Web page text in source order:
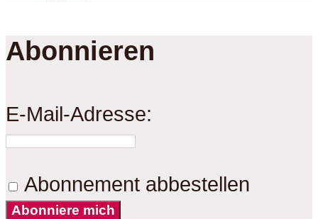
Abonnieren
E-Mail-Adresse:
Abonnement abbestellen
Abonniere mich